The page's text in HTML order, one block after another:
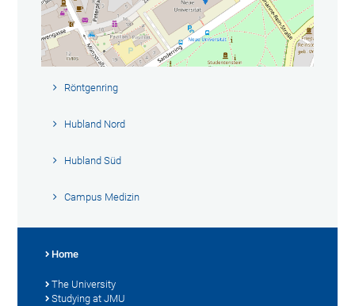
Röntgenring
Hubland Nord
Hubland Süd
Campus Medizin
Home
The University
Studying at JMU